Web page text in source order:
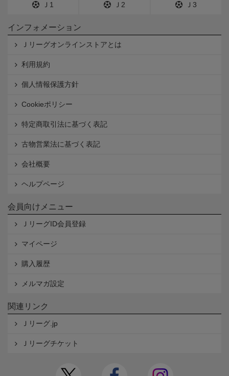
Ｊ1 Ｊ2 Ｊ3
インフォメーション
Ｊリーグオンラインストアとは
利用規約
個人情報保護方針
Cookieポリシー
特定商取引法に基づく表記
古物営業法に基づく表記
会社概要
ヘルプページ
会員向けメニュー
ＪリーグID会員登録
マイページ
購入履歴
メルマガ設定
関連リンク
Ｊリーグ.jp
Ｊリーグチケット